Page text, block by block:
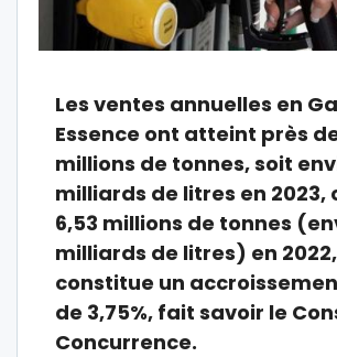
Les ventes annuelles en
Essence ont atteint près
millions de tonnes, soit
milliards de litres en 2023,
6,53 millions de tonnes
milliards de litres) en
constitue un
de 3,75%, fait savoir le
Concurrence.